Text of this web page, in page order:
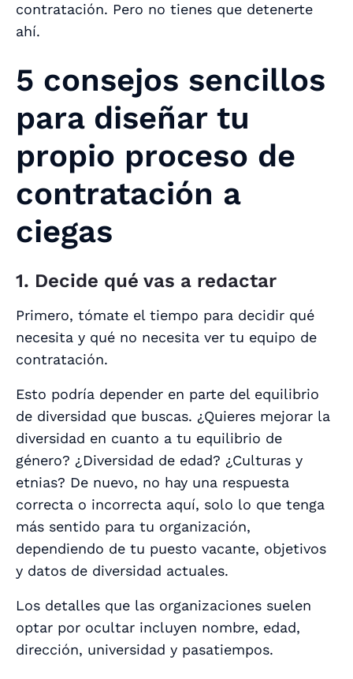
contratación. Pero no tienes que detenerte
ahí.
5 consejos sencillos
para diseñar tu
propio proceso de
contratación a
ciegas
1. Decide qué vas a redactar
Primero, tómate el tiempo para decidir qué
necesita y qué no necesita ver tu equipo de
contratación.
Esto podría depender en parte del equilibrio
de diversidad que buscas. ¿Quieres mejorar la
diversidad en cuanto a tu equilibrio de
género? ¿Diversidad de edad? ¿Culturas y
etnias? De nuevo, no hay una respuesta
correcta o incorrecta aquí, solo lo que tenga
más sentido para tu organización,
dependiendo de tu puesto vacante, objetivos
y datos de diversidad actuales.
Los detalles que las organizaciones suelen
optar por ocultar incluyen nombre, edad,
dirección, universidad y pasatiempos.